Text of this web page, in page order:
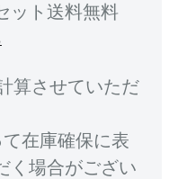
ット送料無料
算させていただ
在庫確保に表
く場合がござい